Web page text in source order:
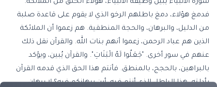
سورة الأنبياء يبين وظيفة الأنبياء، هؤلاء الخلق من الملائكة.
فدمغ هؤلاء، دمغ باطلهم الرخو الذي لا يقوم على قاعدة صلبة
من الدليل، والبرهان، والحجة المنطقية. هم زعموا أن الملائكة
الذين هم عباد الرحمن، زعموا أنهم بنات الله. والقرآن نقل ذلك
عنهم في سور أخرى. "جَعَلُوا لَهُ الْبَنَاتِ". والقرآن يُبين، ويؤكد
بالبراهين، بالحجج، بالمنطق. فأنتم هذا الحق الذي قدمه القرآن
بأدلته، هذا الباطل الذي أنتم فيه، أين برهانكم فيه؟ لا برهان.